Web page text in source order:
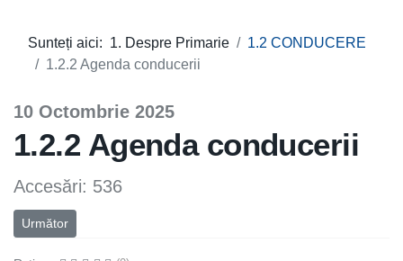
Sunteți aici: 1. Despre Primarie
1.2 CONDUCERE
1.2.2 Agenda conducerii
1.2.2 Agenda conducerii
10 Octombrie 2025
Accesări: 536
Articolul următor: Legislatie
Următor